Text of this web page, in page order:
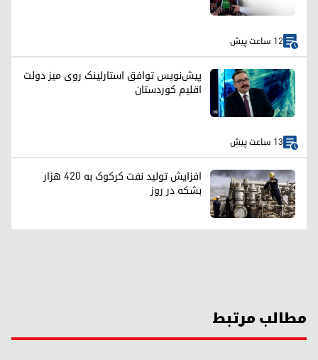
12 ساعت پیش
پیش‌نویس توافق استارلینک روی میز دولت
اقلیم کوردستان
13 ساعت پیش
افزایش تولید نفت کرکوک به ۴۲۰ هزار
بشکه در روز
مطالب مرتبط